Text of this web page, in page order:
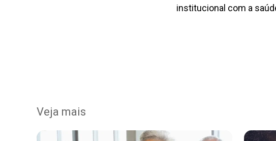
institucional com a
Veja mais